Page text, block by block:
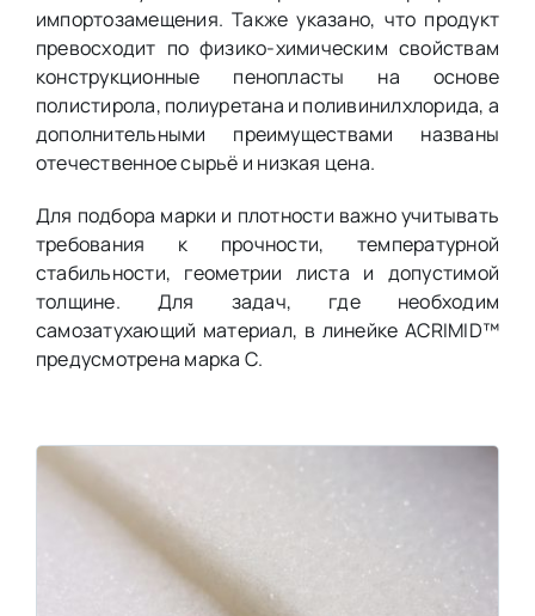
импортозамещения. Также указано, что продукт
превосходит по физико-химическим свойствам
конструкционные пенопласты на основе
полистирола, полиуретана и поливинилхлорида, а
дополнительными преимуществами названы
отечественное сырьё и низкая цена.
Для подбора марки и плотности важно учитывать
требования к прочности, температурной
стабильности, геометрии листа и допустимой
толщине. Для задач, где необходим
самозатухающий материал, в линейке ACRIMID™
предусмотрена марка С.